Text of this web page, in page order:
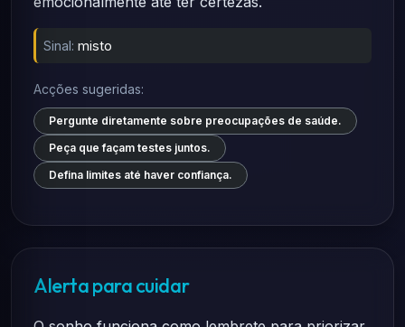
Sinal: misto
Acções sugeridas:
Pergunte diretamente sobre preocupações de saúde.
Peça que façam testes juntos.
Defina limites até haver confiança.
Alerta para cuidar